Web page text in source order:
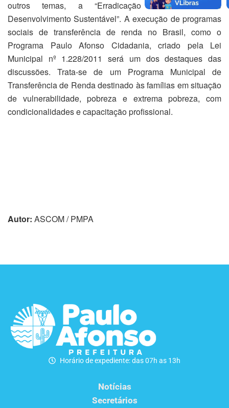
outros temas, a “Erradicação da Pobreza e
Desenvolvimento Sustentável”. A execução de programas
sociais de transferência de renda no Brasil, como o
Programa Paulo Afonso Cidadania, criado pela Lei
Municipal nº 1.228/2011 será um dos destaques das
discussões. Trata-se de um Programa Municipal de
Transferência de Renda destinado às famílias em situação
de vulnerabilidade, pobreza e extrema pobreza, com
condicionalidades e capacitação profissional.
Autor: ASCOM / PMPA
Horário de expediente: das 07h as 13h
Notícias
Secretários